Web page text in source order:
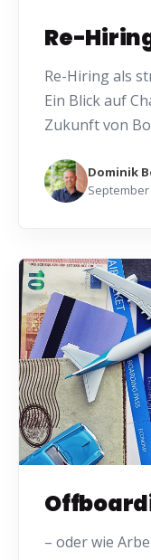
Re-
Re-Hiring als
Ein Blick auf
Zukunft von
Dominik
September
– oder wie